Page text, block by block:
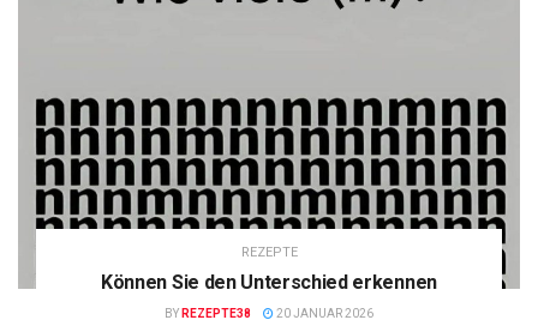
REZEPTE
Können Sie den Unterschied erkennen
BY REZEPTE38 20 JANUAR 2026